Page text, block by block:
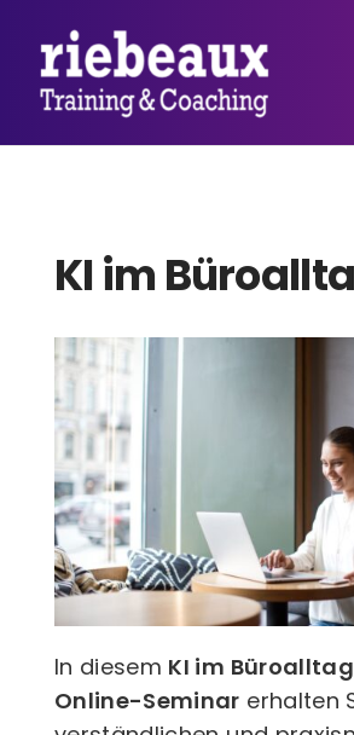
KI im
In diesem KI im
Online-Seminar erhalten